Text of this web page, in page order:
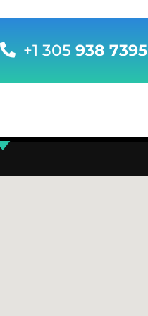
+1 305 938 7395